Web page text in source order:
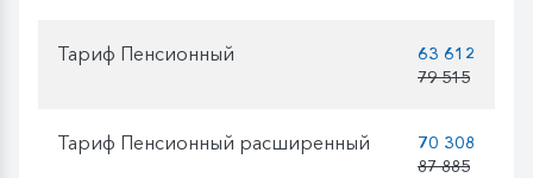
Тариф Пенсионный
63 612
79 515
Тариф Пенсионный расширенный
70 308
87 885